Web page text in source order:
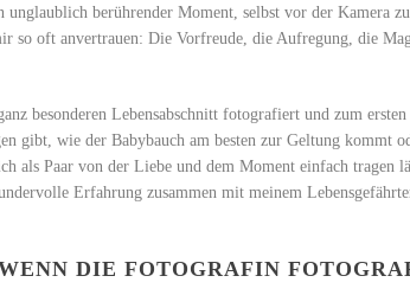
berührender Moment, selbst vor der Kamera zu
so oft anvertrauen: Die Vorfreude, die Aufregung, die
besonderen Lebensabschnitt fotografiert und zum
gibt, wie der Babybauch am besten zur Geltung kommt
als Paar von der Liebe und dem Moment einfach tragen
Erfahrung zusammen mit meinem
DIE FOTOGRAFIN